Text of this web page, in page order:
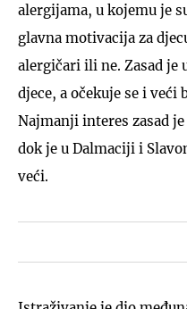
alergijama, u kojemu je
glavna motivacija za
alergičari ili ne. Zasad je
djece, a očekuje se i veći
Najmanji interes zasad
dok je u Dalmaciji i
veći.